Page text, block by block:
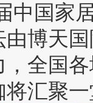
中国家
博天
全国
汇聚